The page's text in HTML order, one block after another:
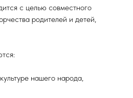
с целью совместного
родителей и детей,
нашего народа,